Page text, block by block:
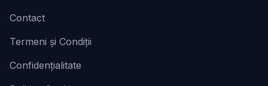
Contact
Termeni și Condiții
Confidențialitate